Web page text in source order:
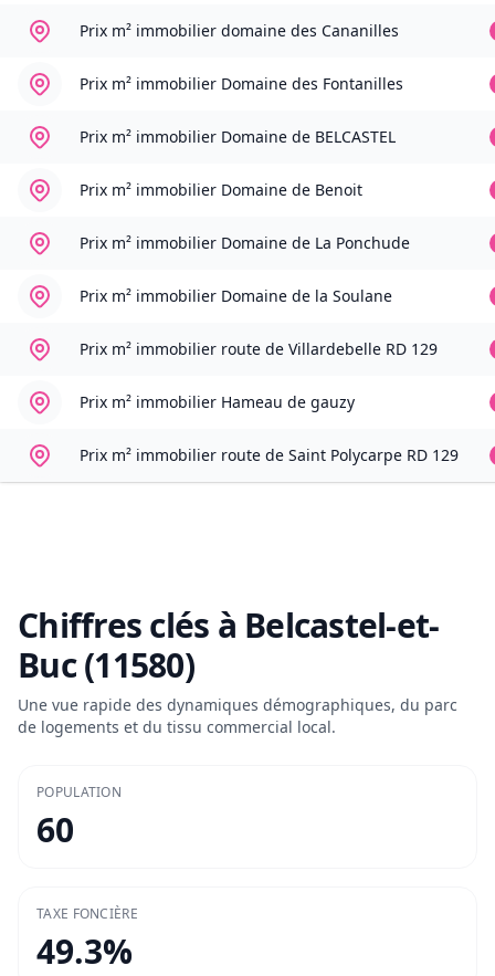
Prix m² immobilier domaine des Cananilles
Prix m² immobilier Domaine des Fontanilles
Prix m² immobilier Domaine de BELCASTEL
Prix m² immobilier Domaine de Benoit
Prix m² immobilier Domaine de La Ponchude
Prix m² immobilier Domaine de la Soulane
Prix m² immobilier route de Villardebelle RD 129
Prix m² immobilier Hameau de gauzy
Prix m² immobilier route de Saint Polycarpe RD 129
Chiffres clés à Belcastel-et-
Buc (11580)
Une vue rapide des dynamiques démographiques, du parc
de logements et du tissu commercial local.
POPULATION
60
TAXE FONCIÈRE
49.3%